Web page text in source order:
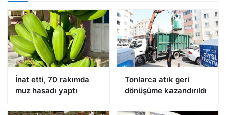
İnat etti, 70 rakımda
muz hasadı yaptı
Tonlarca atık geri
dönüşüme kazandırıldı